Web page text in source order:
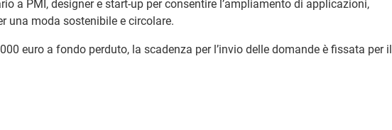
a PMI, designer e start-up per consentire l’ampliamento di applicazioni,
una moda sostenibile e circolare.
euro a fondo perduto, la scadenza per l’invio delle domande è fissata per il